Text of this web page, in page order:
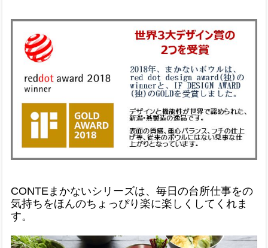
CONTEまかないシリーズは、毎日の台所仕事をの
気持ちをほんのちょっぴり楽に楽しくしてくれま
す。